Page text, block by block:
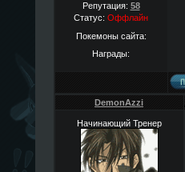
Репутация: 58
Статус: Оффлайн
Покемоны сайта:
Награды:
DemonAzzi
Начинающий Тренер